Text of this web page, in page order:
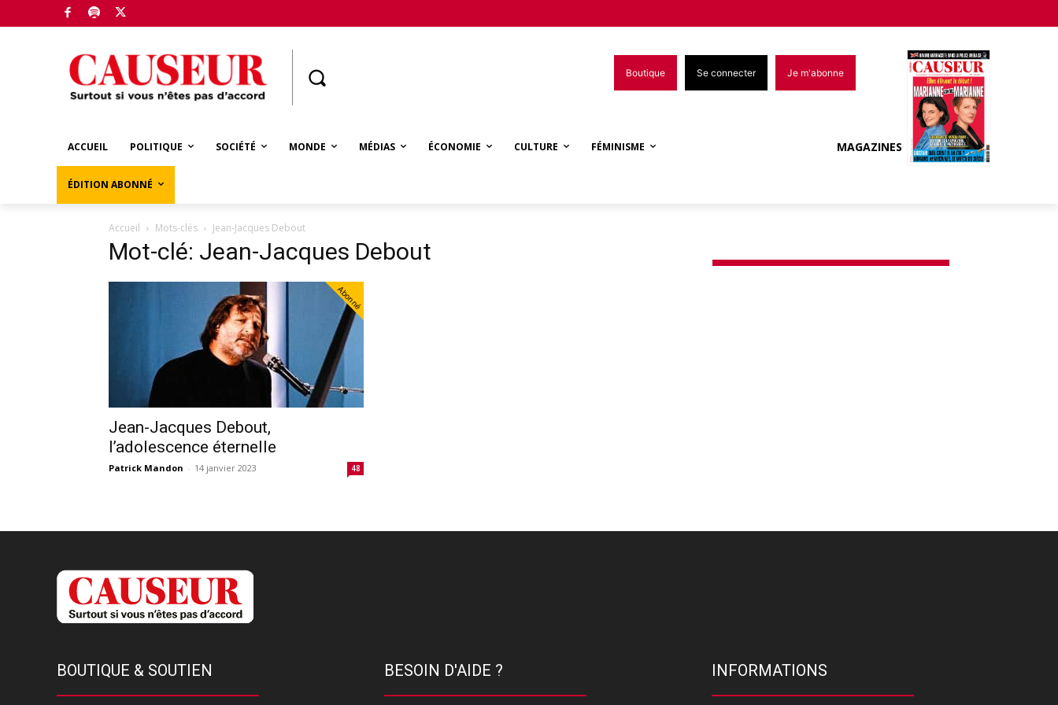
Boutique Se connecter Je m'abonne
ACCUEIL POLITIQUE SOCIÉTÉ MONDE MÉDIAS ÉCONOMIE CULTURE FÉMINISME
ÉDITION ABONNÉ
MAGAZINES
Accueil Mots-clés Jean-Jacques Debout
Mot-clé: Jean-Jacques Debout
Abonné
Jean-Jacques Debout,
l’adolescence éternelle
Patrick Mandon - 14 janvier 2023 48
BOUTIQUE & SOUTIEN BESOIN D'AIDE ? INFORMATIONS